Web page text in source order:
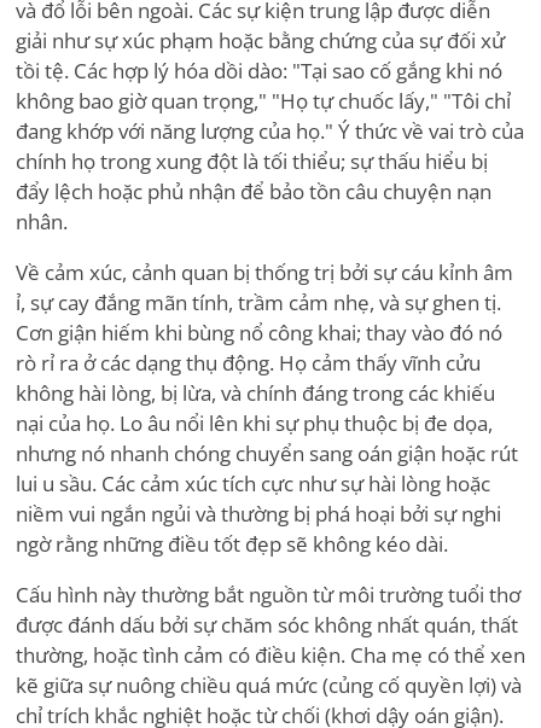
và đổ lỗi bên ngoài. Các sự kiện trung lập được diễn
giải như sự xúc phạm hoặc bằng chứng của sự đối xử
tồi tệ. Các hợp lý hóa dồi dào: "Tại sao cố gắng khi nó
không bao giờ quan trọng," "Họ tự chuốc lấy," "Tôi chỉ
đang khớp với năng lượng của họ." Ý thức về vai trò của
chính họ trong xung đột là tối thiểu; sự thấu hiểu bị
đẩy lệch hoặc phủ nhận để bảo tồn câu chuyện nạn
nhân.
Về cảm xúc, cảnh quan bị thống trị bởi sự cáu kỉnh âm
ỉ, sự cay đắng mãn tính, trầm cảm nhẹ, và sự ghen tị.
Cơn giận hiếm khi bùng nổ công khai; thay vào đó nó
rò rỉ ra ở các dạng thụ động. Họ cảm thấy vĩnh cửu
không hài lòng, bị lừa, và chính đáng trong các khiếu
nại của họ. Lo âu nổi lên khi sự phụ thuộc bị đe dọa,
nhưng nó nhanh chóng chuyển sang oán giận hoặc rút
lui u sầu. Các cảm xúc tích cực như sự hài lòng hoặc
niềm vui ngắn ngủi và thường bị phá hoại bởi sự nghi
ngờ rằng những điều tốt đẹp sẽ không kéo dài.
Cấu hình này thường bắt nguồn từ môi trường tuổi thơ
được đánh dấu bởi sự chăm sóc không nhất quán, thất
thường, hoặc tình cảm có điều kiện. Cha mẹ có thể xen
kẽ giữa sự nuông chiều quá mức (củng cố quyền lợi) và
chỉ trích khắc nghiệt hoặc từ chối (khơi dậy oán giận).